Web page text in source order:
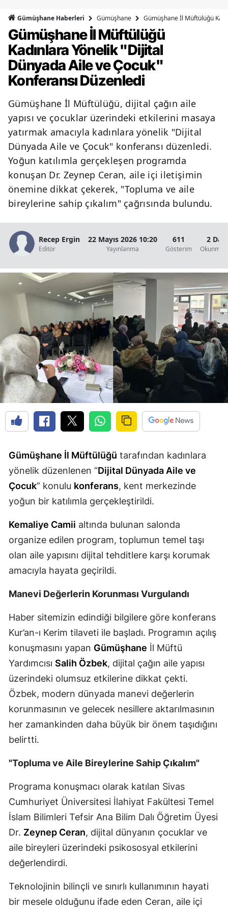
Bingöl
Bitlis
Bolu
Bursa
Çanakkale
Çankırı
Çorum
Denizli
Edirne
Erzincan
Eskişehir
Gaziantep
Giresun
Gümüşhane
Hatay
Isparta
Mersin
İstanbul
Kastamonu
Kırklareli
Kırşehir
Kocaeli
Konya
Kütahya
Malatya
Manisa
Mardin
Muğla
Muş
Niğde
Rize
Gümüşhane Haberleri Gümüşhane Gümüşhane İl Müftülüğü
Gümüşhane İl Müftülüğü
Kadınlara Yönelik "Dijital
Dünyada Aile ve Çocuk"
Konferansı Düzenledi
Gümüşhane İl Müftülüğü, dijital çağın aile
yapısı ve çocuklar üzerindeki etkilerini masaya
yatırmak amacıyla kadınlara yönelik "Dijital
Dünyada Aile ve Çocuk" konferansı düzenledi.
Yoğun katılımla gerçekleşen programda
konuşan Dr. Zeynep Ceran, aile içi iletişimin
önemine dikkat çekerek, "Topluma ve aile
bireylerine sahip çıkalım" çağrısında bulundu.
Recep Ergin
Editör
22 Mayıs 2026 10:20
Yayınlanma
611
Gösterim
2
Okunma
Gümüşhane İl Müftülüğü tarafından kadınlara
yönelik düzenlenen “Dijital Dünyada Aile ve
Çocuk” konulu konferans, kent merkezinde
yoğun bir katılımla gerçekleştirildi.
Kemaliye Camii altında bulunan salonda
organize edilen program, toplumun temel taşı
olan aile yapısını dijital tehditlere karşı korumak
amacıyla hayata geçirildi.
Manevi Değerlerin Korunması Vurgulandı
Haber sitemizin edindiği bilgilere göre konferans
Kur’an-ı Kerim tilaveti ile başladı. Programın açılış
konuşmasını yapan Gümüşhane İl Müftü
Yardımcısı Salih Özbek, dijital çağın aile yapısı
üzerindeki olumsuz etkilerine dikkat çekti.
Özbek, modern dünyada manevi değerlerin
korunmasının ve gelecek nesillere aktarılmasının
her zamankinden daha büyük bir önem taşıdığını
belirtti.
"Topluma ve Aile Bireylerine Sahip Çıkalım"
Programa konuşmacı olarak katılan Sivas
Cumhuriyet Üniversitesi İlahiyat Fakültesi Temel
İslam Bilimleri Tefsir Ana Bilim Dalı Öğretim Üyesi
Dr. Zeynep Ceran, dijital dünyanın çocuklar ve
aile bireyleri üzerindeki psikososyal etkilerini
değerlendirdi.
Teknolojinin bilinçli ve sınırlı kullanımının hayati
bir mesele olduğunu ifade eden Ceran, aile içi